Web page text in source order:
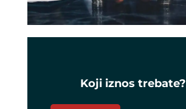
Koji iznos trebate?